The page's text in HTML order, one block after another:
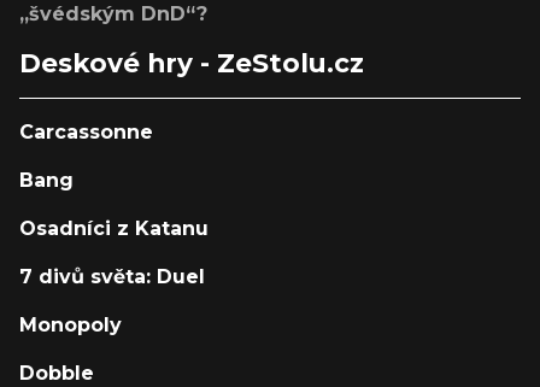
„švédským DnD“?
Deskové hry - ZeStolu.cz
Carcassonne
Bang
Osadníci z Katanu
7 divů světa: Duel
Monopoly
Dobble